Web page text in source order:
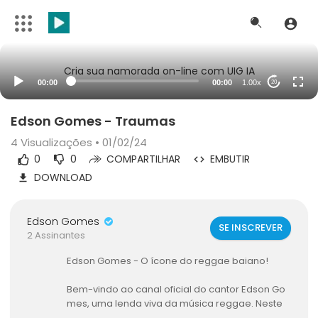
Cria sua namorada on-line com UIG IA
00:00 00:00 1.00x 20
Edson Gomes - Traumas
4 Visualizações • 01/02/24
0 0 COMPARTILHAR
EMBUTIR
DOWNLOAD
Edson Gomes
2 Assinantes
SE INSCREVER
Edson Gomes - O ícone do reggae baiano!
Bem-vindo ao canal oficial do cantor Edson Go
mes, uma lenda viva da música reggae. Neste